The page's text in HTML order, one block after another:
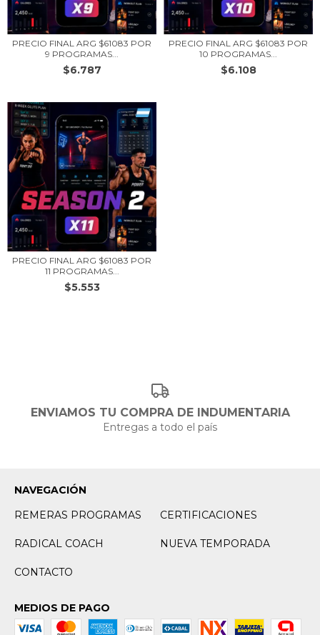
PRECIO FINAL ARG $61083 POR
9 PROGRAMAS...
$6.787
PRECIO FINAL ARG $61083 POR
10 PROGRAMAS...
$6.108
PRECIO FINAL ARG $61083 POR
11 PROGRAMAS...
$5.553
ENVIAMOS TU COMPRA DE INDUMENTARIA
Entregas a todo el país
NAVEGACIÓN
REMERAS PROGRAMAS
CERTIFICACIONES
RADICAL COACH NUEVA TEMPORADA
CONTACTO
MEDIOS DE PAGO